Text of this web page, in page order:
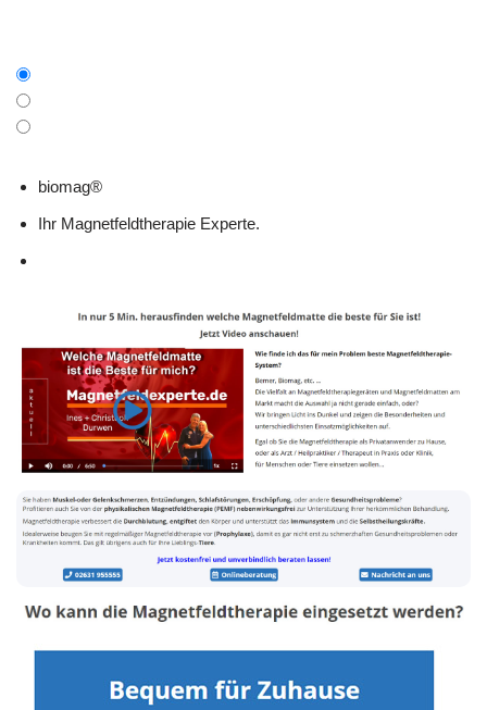
biomag®
Ihr Magnetfeldtherapie Experte.